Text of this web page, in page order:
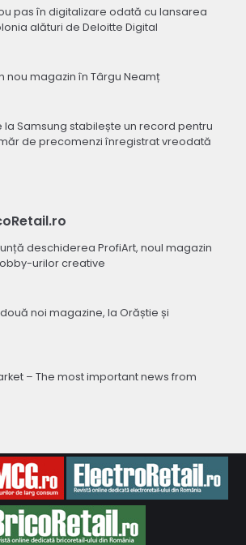
pas în digitalizare odată cu lansarea
alături de Deloitte Digital
nou magazin în Târgu Neamț
la Samsung stabilește un record pentru
de precomenzi înregistrat vreodată
deschiderea ProfiArt, noul magazin
urilor creative
noi magazine, la Orăștie și
– The most important news from